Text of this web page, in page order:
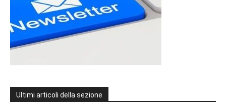
Ultimi articoli della sezione